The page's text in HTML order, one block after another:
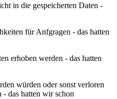
in die gespeicherten Daten -
für Anfgragen - das hatten
erhoben werden - das hatten
würden oder sonst verloren
das hatten wir schon